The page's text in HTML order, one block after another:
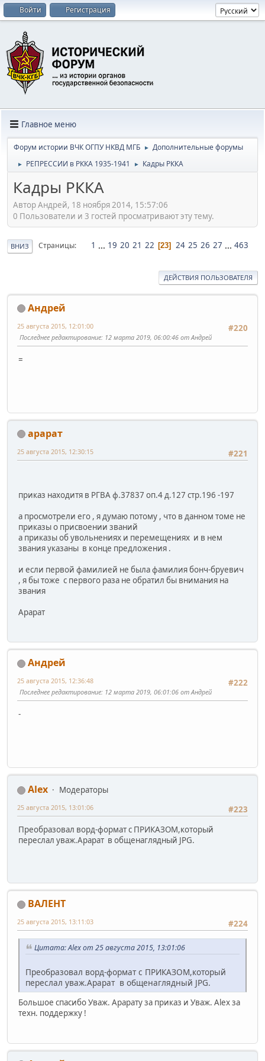
Войти Регистрация
Главное меню
Форум истории ВЧК ОГПУ НКВД МГБ ► Дополнительные форумы
► РЕПРЕССИИ в РККА 1935-1941 ► Кадры РККА
Кадры РККА
Автор Андрей, 18 ноября 2014, 15:57:06
0 Пользователи и 3 гостей просматривают эту тему.
ВНИЗ Страницы 1 ... 19 20 21 22 23 24 25 26 27 ... 463
ДЕЙСТВИЯ ПОЛЬЗОВАТЕЛЯ
Андрей
#220
25 августа 2015, 12:01:00
Последнее редактирование: 12 марта 2019, 06:00:46 от Андрей
=
арарат
#221
25 августа 2015, 12:30:15
приказ находитя в РГВА ф.37837 оп.4 д.127 стр.196 -197
а просмотрели его , я думаю потому , что в данном томе не
приказы о присвоении званий
а приказы об увольнениях и перемещениях и в нем
звания указаны в конце предложения .
и если первой фамилией не была фамилия бонч-бруевич
, я бы тоже с первого раза не обратил бы внимания на
звания
Арарат
Андрей
#222
25 августа 2015, 12:36:48
Последнее редактирование: 12 марта 2019, 06:01:06 от Андрей
-
Alex
Модераторы
#223
25 августа 2015, 13:01:06
Преобразовал ворд-формат с ПРИКАЗОМ,который
переслал уваж.Арарат в общенаглядный JPG.
ВАЛЕНТ
#224
25 августа 2015, 13:11:03
Цитата: Alex от 25 августа 2015, 13:01:06
Преобразовал ворд-формат с ПРИКАЗОМ,который
переслал уваж.Арарат в общенаглядный JPG.
Большое спасибо Уваж. Арарату за приказ и Уваж. Alex за
техн. поддержку !